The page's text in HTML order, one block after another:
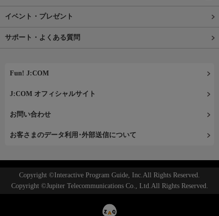
イベント・プレゼント
サポート・よくある質問
Fun! J:COM
J:COM オフィシャルサイト
お問い合わせ
お客さまのデータ利用･外部送信について
Copyright ©Interactive Program Guide, Inc.All Rights Reserved.
Copyright ©Jupiter Telecommunications Co., Ltd.All Rights Reserved.